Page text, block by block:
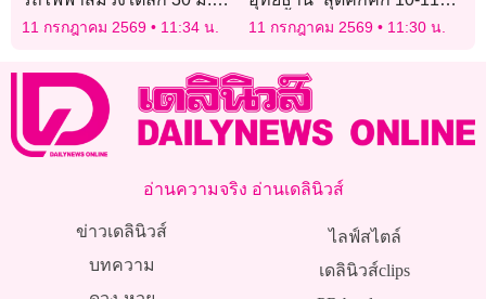
นายก ส.วิศวกรโครงสร้างฯ
เสนอแผน 2 เพิ่มเติม
11 กรกฎาคม 2569 11:34 น.
ก.ค.นี้
11 กรกฎาคม 2569 11:30 น.
อ่านความจริง อ่านเดลินิวส์
ข่าวเดลินิวส์
บทความ
ไลฟ์สไตล์
เดลินิวส์clips